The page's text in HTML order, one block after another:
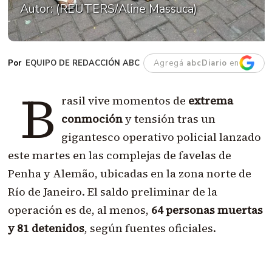
EQUIPO DE REDACCIÓN ABC Agregá abcDiario en
Autor: (REUTERS/Aline Massuca)
B rasil vive momentos de extrema
conmocióny tensión tras un
gigantesco operativo policial lanzado
este martes en las complejas de favelas de
Penha y Alemão, ubicadas en la zona norte de
Río de Janeiro. El saldo preliminar de la
operación es de, al menos, 64 personas muertas
y 81 detenidos, según fuentes oficiales.